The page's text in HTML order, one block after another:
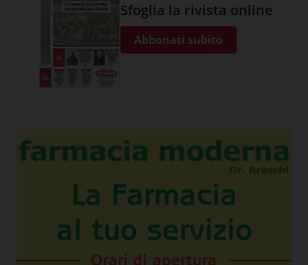
Sfoglia la rivista online
Abbonati subito